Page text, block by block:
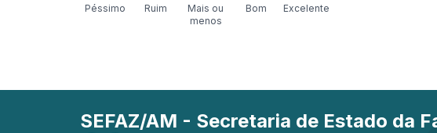
Péssimo Ruim
Mais ou
menos
Bom Excelente
SEFAZ/AM - Secretaria de Estado da